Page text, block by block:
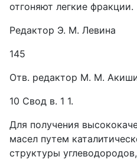
отгоняют легкие фракции.
Редактор Э. М. Левина
145
Отв. редактор М. М.
10 Свод в. 1 1.
Для получения
масел путем
структуры